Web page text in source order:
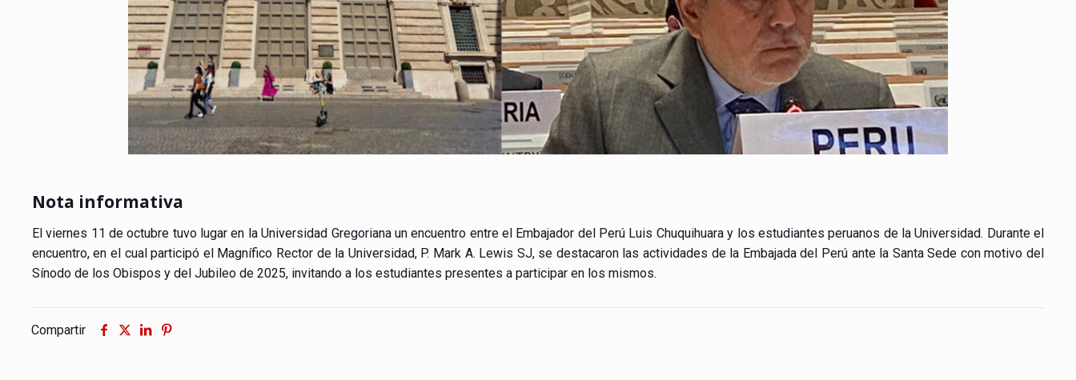
Nota informativa
El viernes 11 de octubre tuvo lugar en la Universidad Gregoriana un encuentro entre el Embajador del Perú Luis Chuquihuara y los estudiantes peruanos de la Universidad. Durante el
encuentro, en el cual participó el Magnífico Rector de la Universidad, P. Mark A. Lewis SJ, se destacaron las actividades de la Embajada del Perú ante la Santa Sede con motivo del
Sínodo de los Obispos y del Jubileo de 2025, invitando a los estudiantes presentes a participar en los mismos.
Compartir